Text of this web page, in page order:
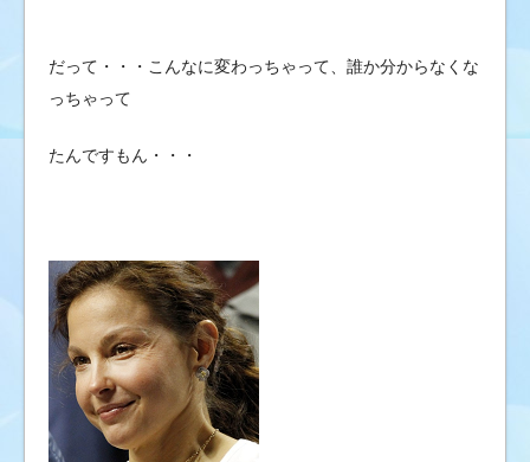
だって・・・こんなに変わっちゃって、誰か分からなくな
っちゃって
たんですもん・・・